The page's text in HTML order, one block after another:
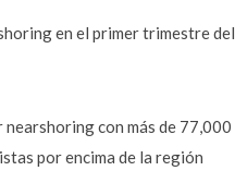
en el primer trimestre del
con más de 77,000
por encima de la región